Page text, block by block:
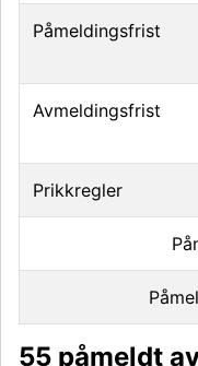
Påmeldingsfrist
Avmeldingsfrist
Prikkregler
55 påmeldt